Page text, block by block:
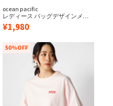
ocean pacific
レディース バッグデザインメッ
セージ半袖Tシャツ
¥1,980
50%OFF